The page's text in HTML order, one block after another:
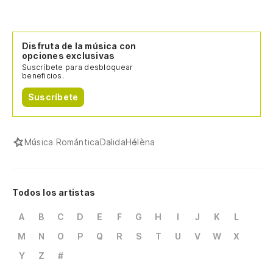
Disfruta de la música con
opciones exclusivas
Suscríbete para desbloquear
beneficios.
Suscríbete
Música RománticaDalidaHélèna
Todos los artistas
A B C D E F G H I J K
L
M
N O P Q R S T U V W
X
Y
Z #